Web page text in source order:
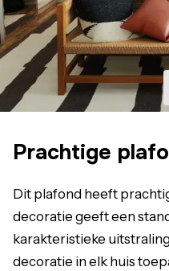
Prachtige
Dit plafond heeft
decoratie geeft een
karakteristieke
decoratie in elk huis